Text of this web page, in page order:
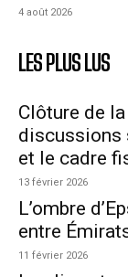
4 août 2026
LES PLUS LUS
Clôture de
discussions
et le cadre
13 février 2026
L’ombre
entre
11 février 2026